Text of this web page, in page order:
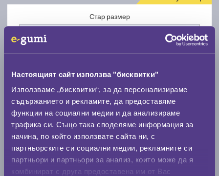
Настоящият сайт използва "бисквитки"
Използваме „бисквитки“, за да персонализираме
съдържанието и рекламите, да предоставяме
функции на социални медии и да анализираме
трафика си. Също така споделяме информация за
начина, по който използвате сайта ни, с
партньорските си социални медии, рекламните си
партньори и партньори за анализ, които може да я
комбинират с друга предоставена им от Вас
Стар размер
Нов размер
Стар размер